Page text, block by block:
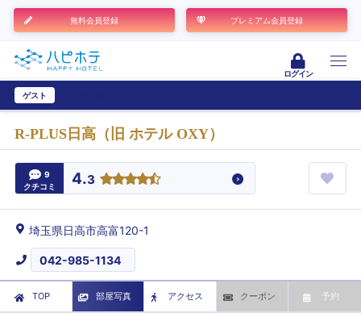
無料会員登録 プレミアム会員登録
ログイン
ゲスト
R-PLUS日高（旧 ホテル OXY）
9
クチコミ
4.3
埼玉県日高市高富120-1
042-985-1134
TOP 部屋写真 アクセス クーポン 予約